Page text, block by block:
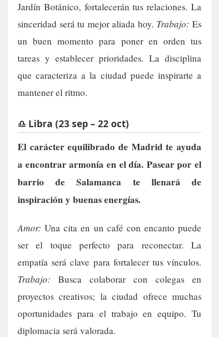
Jardín Botánico, fortalecerán tus relaciones. La
sinceridad será tu mejor aliada hoy. Trabajo: Es
un buen momento para poner en orden tus
tareas y establecer prioridades. La disciplina
que caracteriza a la ciudad puede inspirarte a
mantener el ritmo.
♎ Libra (23 sep – 22 oct)
El carácter equilibrado de Madrid te ayuda
a encontrar armonía en el día. Pasear por el
barrio de Salamanca te llenará de
inspiración y buenas energías.
Amor: Una cita en un café con encanto puede
ser el toque perfecto para reconectar. La
empatía será clave para fortalecer tus vínculos.
Trabajo: Busca colaborar con colegas en
proyectos creativos; la ciudad ofrece muchas
oportunidades para el trabajo en equipo. Tu
diplomacia será valorada.